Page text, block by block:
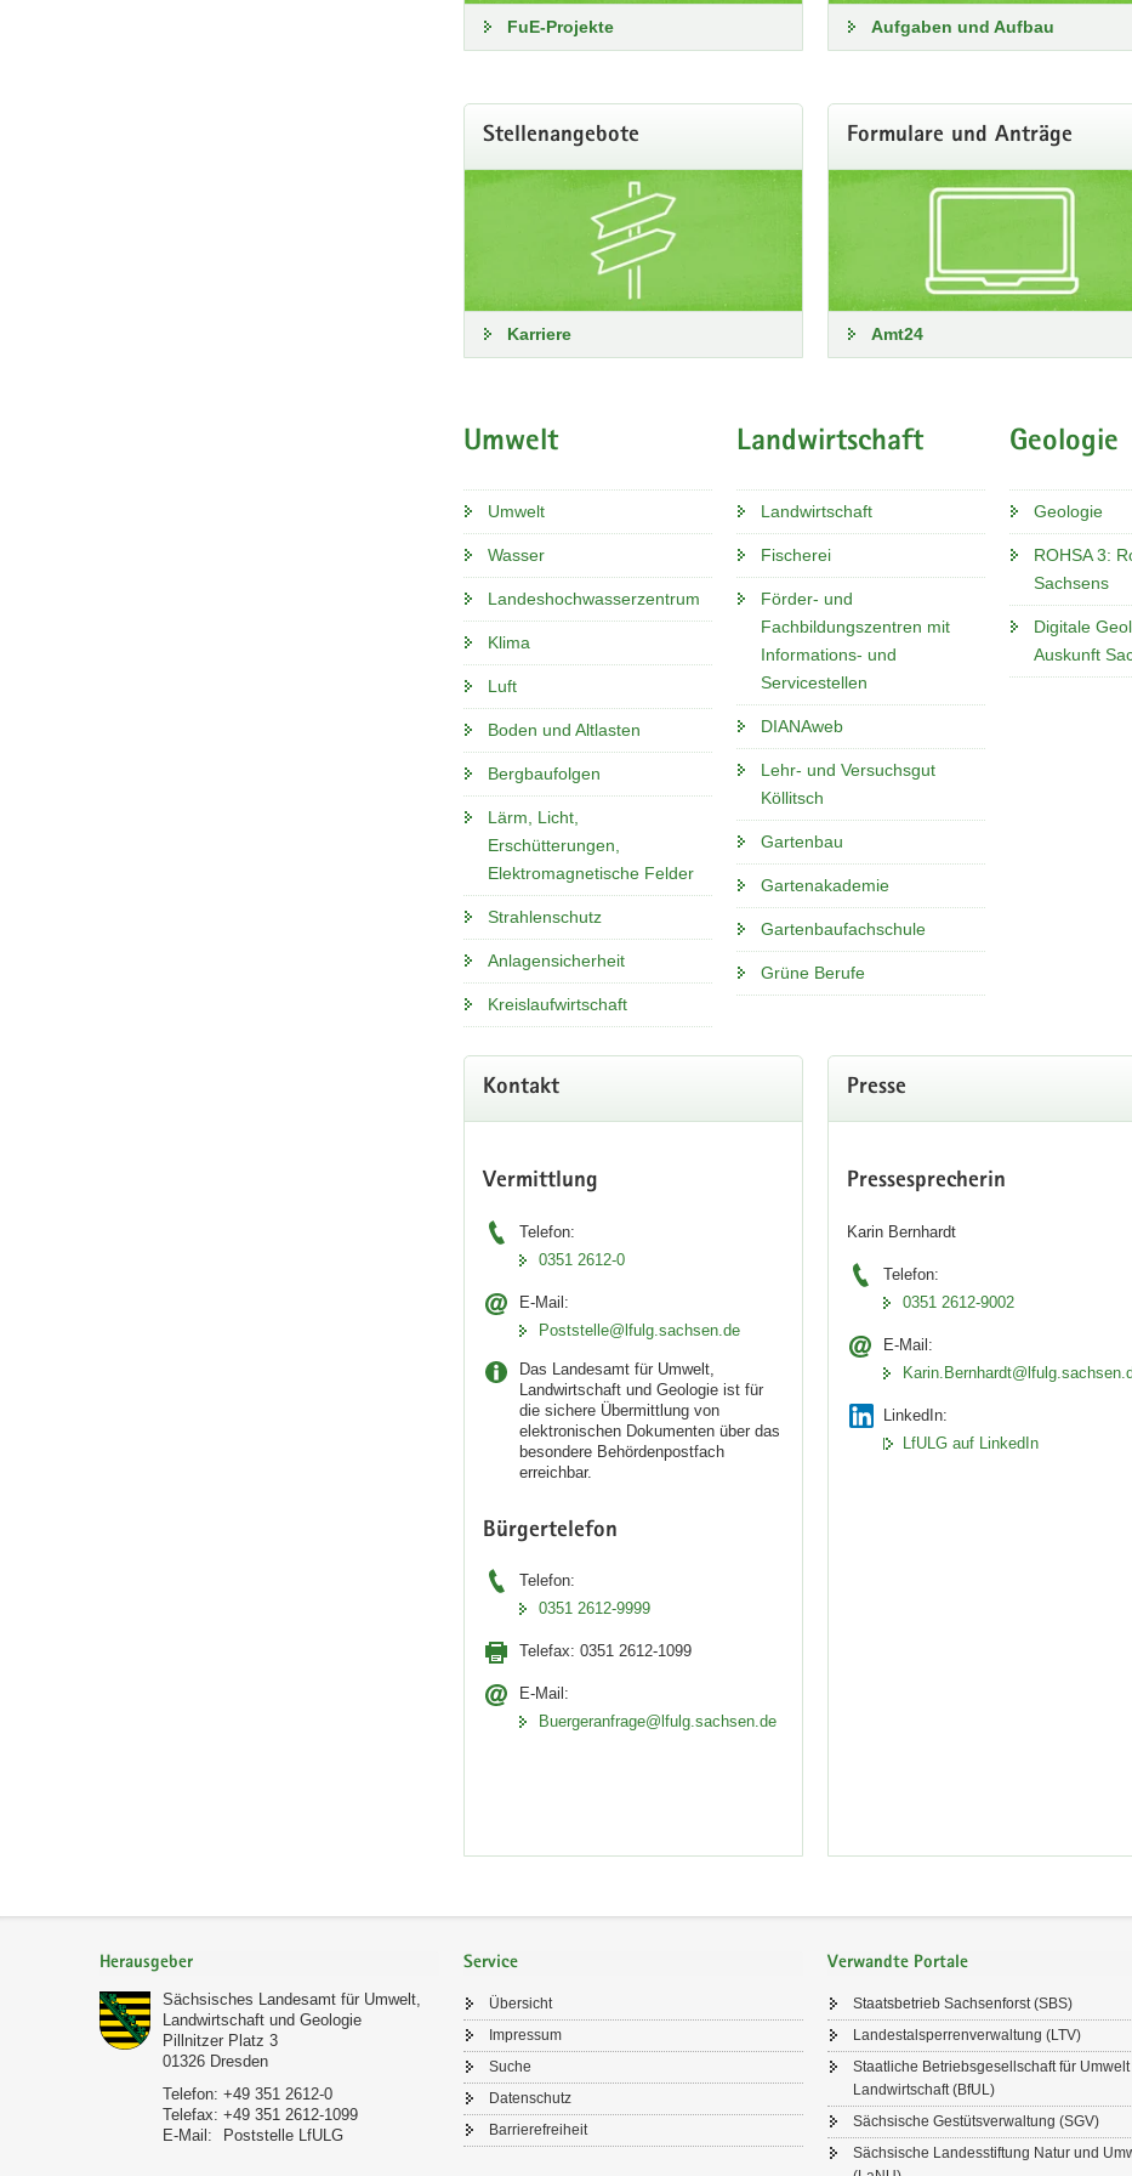
Sächsisches Landesamt für Umwelt,
Täglich für ein gutes Leben
Wer wir sind und was wir machen: für Umwelt, Landwirtschaft und Geologie, für
Video anschauen
lfulg
⚠️Aufgrund
🩺Vor allem
Asthmatiker
17. Juli 2026
FuE-Projekte Aufgaben und Aufbau
Stellenangebote
Karriere
Formulare und Anträge
Amt24
Umwelt
Umwelt
Wasser
Landeshochwasserzentrum
Klima
Luft
Boden und Altlasten
Bergbaufolgen
Lärm, Licht,
Erschütterungen,
Elektromagnetische Felder
Strahlenschutz
Anlagensicherheit
Kreislaufwirtschaft
Landwirtschaft
Landwirtschaft
Fischerei
Förder- und
Fachbildungszentren mit
Informations- und
Servicestellen
DIANAweb
Lehr- und Versuchsgut
Köllitsch
Gartenbau
Gartenakademie
Gartenbaufachschule
Grüne Berufe
Geologie
Geologie
ROHSA 3:
Sachsens
Digitale
Auskunft
Kontakt
Vermittlung
Telefon:
0351 2612-0
E-Mail:
Poststelle@lfulg.sachsen.de
Das Landesamt für Umwelt,
Landwirtschaft und Geologie ist für
die sichere Übermittlung von
elektronischen Dokumenten über das
besondere Behördenpostfach
erreichbar.
Bürgertelefon
Telefon:
0351 2612-9999
Telefax: 0351 2612-1099
E-Mail:
Buergeranfrage@lfulg.sachsen.de
Presse
Pressesprecherin
Karin Bernhardt
Telefon:
0351 2612-9002
E-Mail:
LinkedIn:
LfULG auf LinkedIn
Herausgeber
Sächsisches Landesamt für Umwelt,
Landwirtschaft und Geologie
Pillnitzer Platz 3
01326 Dresden
Telefon: +49 351 2612-0
Telefax: +49 351 2612-1099
E-Mail:
Poststelle LfULG
Service
Übersicht
Impressum
Suche
Datenschutz
Barrierefreiheit
Verwandte Portale
Staatsbetrieb Sachsenforst (SBS)
Landestalsperrenverwaltung (LTV)
Staatliche Betriebsgesellschaft für Umwelt
Landwirtschaft (BfUL)
Sächsische Gestütsverwaltung (SGV)
Sächsische Landesstiftung Natur und